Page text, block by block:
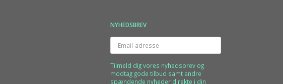
NYHEDSBREV
Email-
adresse
Tilmeld dig vores nyhedsbrev og
modtag gode tilbud samt andre
spændende nyheder direkte i din